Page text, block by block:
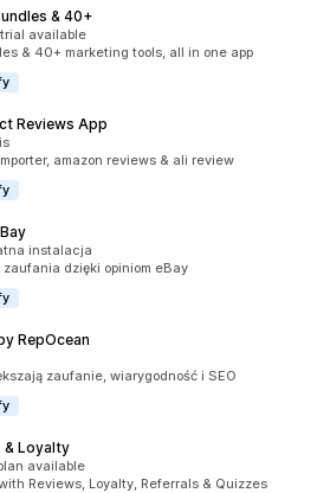
& 40+
2797
available
& 40+ marketing tools, all in one app
Reviews App
1498
amazon reviews & ali review
209
instalacja
dzięki opiniom eBay
RepOcean
31
zaufanie, wiarygodność i SEO
& Loyalty
1315
available
Reviews, Loyalty, Referrals & Quizzes